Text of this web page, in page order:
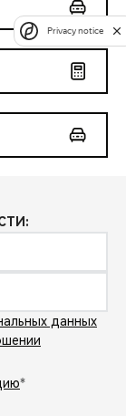
данных
*
Privacy notice